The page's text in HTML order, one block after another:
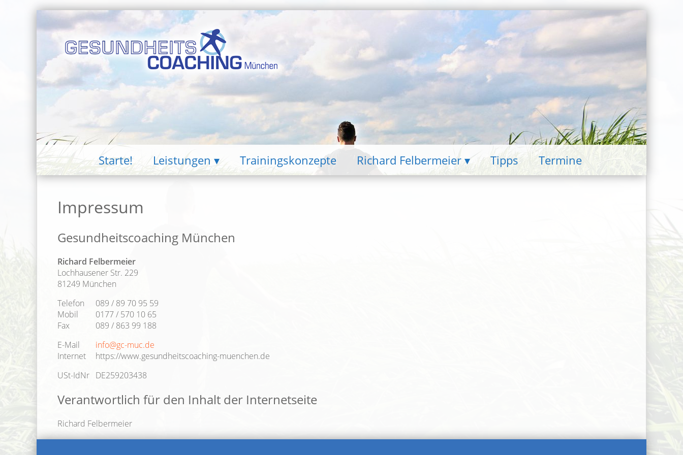
Starte! Leistungen Trainingskonzepte Richard Felbermeier Tipps Termine
Impressum
Gesundheitscoaching München
Richard Felbermeier
Lochhausener Str. 229
81249 München
Telefon
089 / 89 70 95 59
Mobil
0177 / 570 10 65
Fax
089 / 863 99 188
E-Mail
info@gc-muc.de
Internet
https://www.gesundheitscoaching-muenchen.de
USt-IdNr DE259203438
Verantwortlich für den Inhalt der Internetseite
Richard Felbermeier